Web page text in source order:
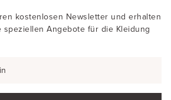
kostenlosen Newsletter und erhalten
speziellen Angebote für die Kleidung